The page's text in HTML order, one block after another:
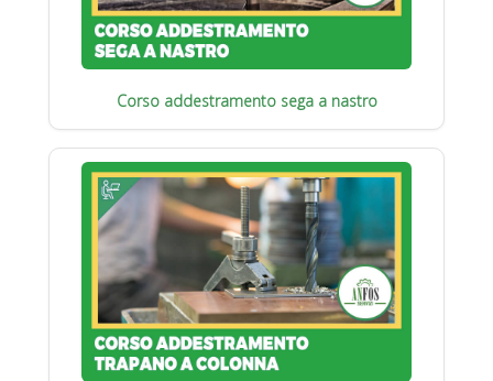
Corso addestramento sega a nastro